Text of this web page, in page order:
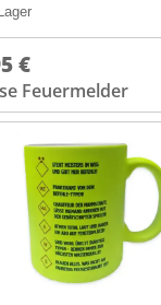
Lager
€
Feuermelder